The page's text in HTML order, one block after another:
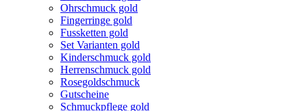
Ohrschmuck gold
Fingerringe gold
Fussketten gold
Set Varianten gold
Kinderschmuck gold
Herrenschmuck gold
Rosegoldschmuck
Gutscheine
Schmuckpflege gold